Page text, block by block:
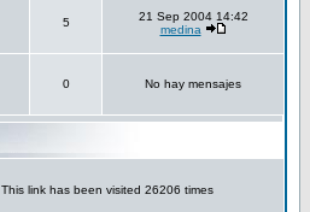
5
21 Sep 2004 14:42
medina
0 No hay mensajes
This link has been visited 26206 times